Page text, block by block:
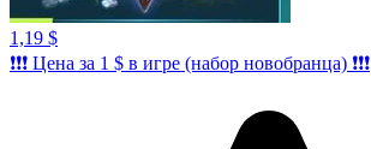
1,19 $
❗️❗️❗️ Цена за 1 $ в игре (набор новобранца) ❗️❗️❗️